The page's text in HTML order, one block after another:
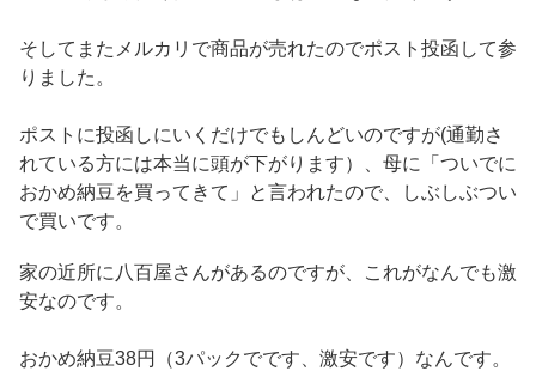
そしてまたメルカリで商品が売れたのでポスト投函して参
りました。
ポストに投函しにいくだけでもしんどいのですが(通勤さ
れている方には本当に頭が下がります）、母に「ついでに
おかめ納豆を買ってきて」と言われたので、しぶしぶつい
で買いです。
家の近所に八百屋さんがあるのですが、これがなんでも激
安なのです。
おかめ納豆38円（3パックでです、激安です）なんです。